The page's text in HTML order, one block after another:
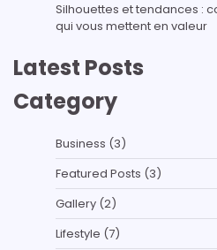
Silhouettes et tendances :
qui vous mettent en valeur
Latest Posts
Category
Business (3)
Featured Posts (3)
Gallery (2)
Lifestyle (7)